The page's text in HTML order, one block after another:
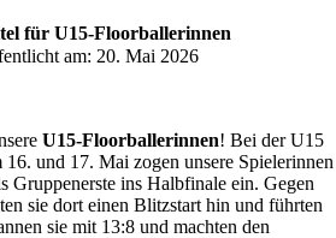
für U15-Floorballerinnen
am: 20. Mai 2026
U15-Floorballerinnen! Bei der U15
und 17. Mai zogen unsere Spielerinnen
Gruppenerste ins Halbfinale ein. Gegen
sie dort einen Blitzstart hin und führten
sie mit 13:8 und machten den